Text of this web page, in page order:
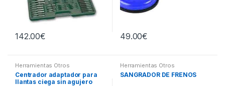
142.00€ 49.00€
Herramientas Otros
Centrador adaptador para
llantas ciega sin agujero
Herramientas Otros
SANGRADOR DE FRENOS